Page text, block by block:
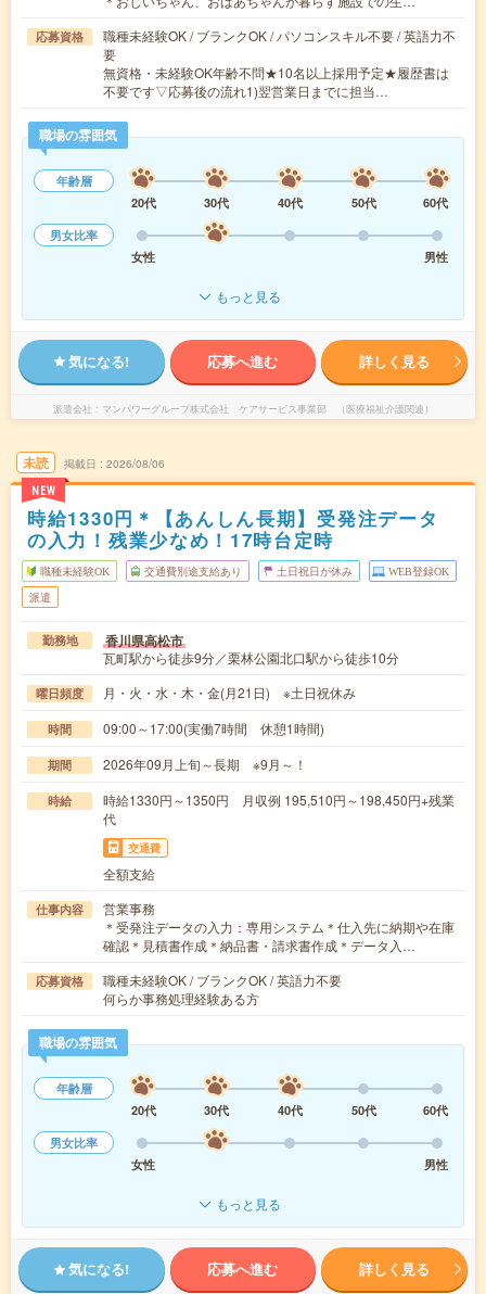
応募資格
職種未経験OK / ブランクOK / パソコンスキル不要 / 英語力不
要
無資格・未経験OK年齢不問★10名以上採用予定★履歴書は
不要です▽応募後の流れ1)翌営業日までに担当…
職場の雰囲気
年齢層
20代
30代 40代 50代
60代
男女比率
女性
男性
もっと見る
気になる! 応募へ進む 詳しく見る
派遣会社 マンパワーグループ株式会社 ケアサービス事業部 （医療福祉介護関連）
未読
NEW
掲載日 2026/08/06
時給1330円＊【あんしん長期】受発注データ
の入力！残業少なめ！17時台定時
職種未経験OK 交通費別途支給あり 土日祝日が休み WEB登録OK
派遣
勤務地 香川県高松市
瓦町駅から徒歩9分／栗林公園北口駅から徒歩10分
曜日頻度 月・火・水・木・金(月21日) ※土日祝休み
時間 09:00～17:00(実働7時間 休憩1時間)
期間 2026年09月上旬～長期 ※9月～！
時給
時給1330円～1350円 月収例 195,510円～198,450円+残業
代
交通費
全額支給
仕事内容
営業事務
＊受発注データの入力：専用システム＊仕入先に納期や在庫
確認＊見積書作成＊納品書・請求書作成＊データ入…
応募資格
職種未経験OK / ブランクOK / 英語力不要
何らか事務処理経験ある方
職場の雰囲気
年齢層
20代
30代 40代 50代
60代
男女比率
女性
男性
もっと見る
気になる! 応募へ進む 詳しく見る